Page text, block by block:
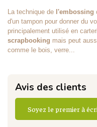
La technique de l'embossing
d'un tampon pour donner du
principalement utilisé en
scrapbooking mais peut
comme le bois, verre...
Avis des clients
Soyez le premier à